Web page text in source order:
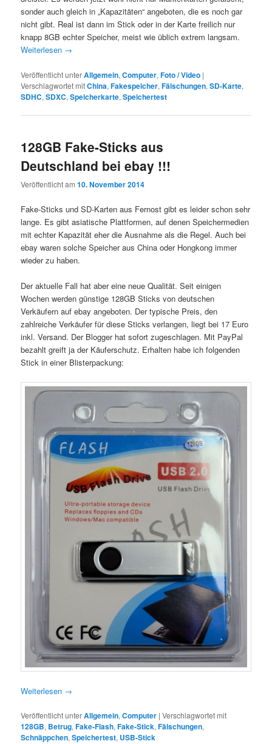
sonder auch gleich in „Kapazitäten“ angeboten, die es noch gar
nicht gibt. Real ist dann im Stick oder in der Karte freilich nur
knapp 8GB echter Speicher, meist wie üblich extrem langsam.
Weiterlesen →
Veröffentlicht unterAllgemein,Computer,Foto / Video |
Verschlagwortet mitChina,Fakespeicher,Fälschungen,SD-Karte,
SDHC,SDXC,Speicherkarte,Speichertest
128GB Fake-Sticks aus
Deutschland bei ebay !!!
Veröffentlicht am10. November 2014
Fake-Sticks und SD-Karten aus Fernost gibt es leider schon sehr
lange. Es gibt asiatische Plattformen, auf denen Speichermedien
mit echter Kapazität eher die Ausnahme als die Regel. Auch bei
ebay waren solche Speicher aus China oder Hongkong immer
wieder zu haben.
Der aktuelle Fall hat aber eine neue Qualität. Seit einigen
Wochen werden günstige 128GB Sticks von deutschen
Verkäufern auf ebay angeboten. Der typische Preis, den
zahlreiche Verkäufer für diese Sticks verlangen, liegt bei 17 Euro
inkl. Versand. Der Blogger hat sofort zugeschlagen. Mit PayPal
bezahlt greift ja der Käuferschutz. Erhalten habe ich folgenden
Stick in einer Blisterpackung:
Weiterlesen →
Veröffentlicht unterAllgemein,Computer |Verschlagwortet mit
128GB, Betrug,Fake-Flash,Fake-Stick,Fälschungen,
Schnäppchen,Speichertest, USB-Stick